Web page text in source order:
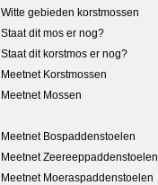
Witte gebieden korstmossen
Staat dit mos er nog?
Staat dit korstmos er nog?
Meetnet Korstmossen
Meetnet Mossen
Meetnet Bospaddenstoelen
Meetnet Zeereeppaddenstoelen
Meetnet Moeraspaddenstoelen